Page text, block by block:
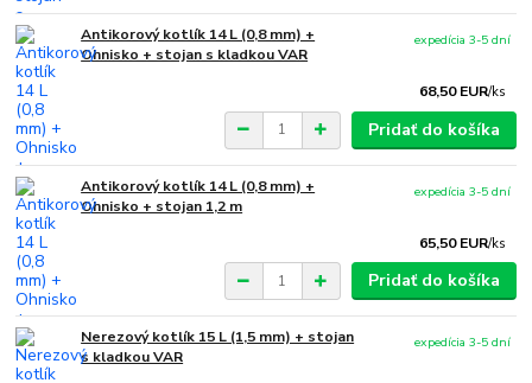
Antikorový kotlík 14 L (0,8 mm) +
Ohnisko + stojan s kladkou VAR
68,50 EUR/ks
expedícia 3-5 dní
Pridať do košíka
Antikorový kotlík 14 L (0,8 mm) +
Ohnisko + stojan 1,2 m
65,50 EUR/ks
expedícia 3-5 dní
Pridať do košíka
Nerezový kotlík 15 L (1,5 mm) + stojan
s kladkou VAR
expedícia 3-5 dní